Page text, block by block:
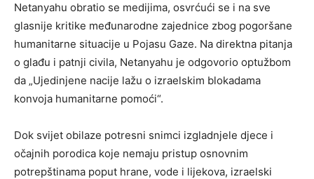
Netanyahu obratio se medijima, osvrćući se i na sve
glasnije kritike međunarodne zajednice zbog pogoršane
humanitarne situacije u Pojasu Gaze. Na direktna pitanja
o glađu i patnji civila, Netanyahu je odgovorio optužbom
da „Ujedinjene nacije lažu o izraelskim blokadama
konvoja humanitarne pomoći“.
Dok svijet obilaze potresni snimci izgladnjele djece i
očajnih porodica koje nemaju pristup osnovnim
potrepštinama poput hrane, vode i lijekova, izraelski